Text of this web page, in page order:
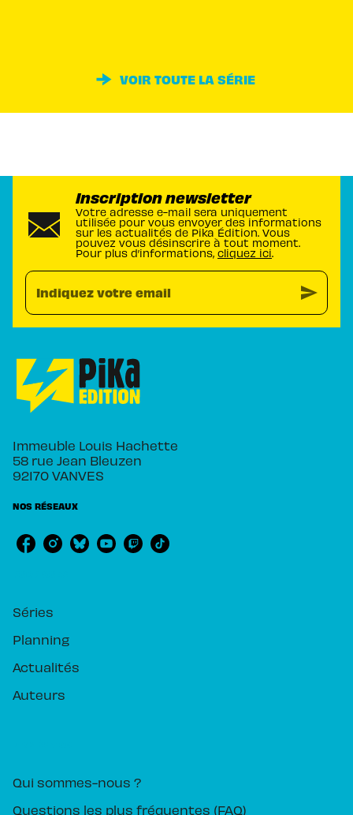
VOIR TOUTE LA SÉRIE
Inscription newsletter
Votre adresse e-mail sera uniquement
utilisée pour vous envoyer des informations
sur les actualités de Pika Édition. Vous
pouvez vous désinscrire à tout moment.
Pour plus d’informations, cliquez ici.
Indiquez votre email send
Immeuble Louis Hachette
58 rue Jean Bleuzen
92170 VANVES
NOS RÉSEAUX
Séries
Planning
Actualités
Auteurs
Qui sommes-nous ?
Questions les plus fréquentes (FAQ)